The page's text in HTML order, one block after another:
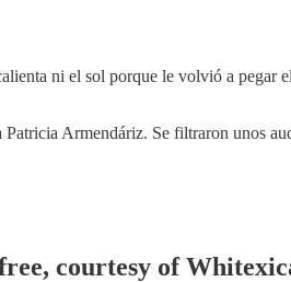
ni el sol porque le volvió a pegar
Armendáriz. Se filtraron unos
courtesy of